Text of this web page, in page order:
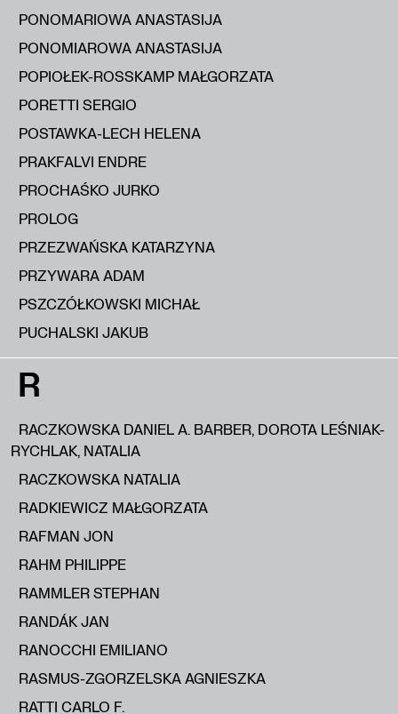
PONOMARIOWA ANASTASIJA
PONOMIAROWA ANASTASIJA
POPIOŁEK-ROSSKAMP MAŁGORZATA
PORETTI SERGIO
POSTAWKA-LECH HELENA
PRAKFALVI ENDRE
PROCHAŚKO JURKO
PROLOG
PRZEZWAŃSKA KATARZYNA
PRZYWARA ADAM
PSZCZÓŁKOWSKI MICHAŁ
PUCHALSKI JAKUB
R
RACZKOWSKA DANIEL A. BARBER, DOROTA LEŚNIAK-
RYCHLAK, NATALIA
RACZKOWSKA NATALIA
RADKIEWICZ MAŁGORZATA
RAFMAN JON
RAHM PHILIPPE
RAMMLER STEPHAN
RANDÁK JAN
RANOCCHI EMILIANO
RASMUS-ZGORZELSKA AGNIESZKA
RATTI CARLO F.